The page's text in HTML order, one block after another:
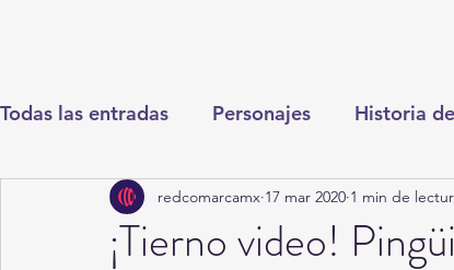
Todas las entradas Personajes Historia
Deportes Salud Entretenimiento
¡Tierno video!
redcomarcamx 17 mar 2020 1 min de